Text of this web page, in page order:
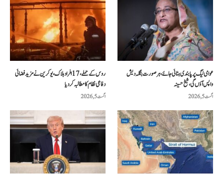
روس کے حملے، 17 افراد ہلاک، یوکرین نے مزید فضائی
دفاعی نظام کا مطالبہ کر دیا
اگست 5, 2026
عوامی لیگ پر پابندی ہٹائی جائے، ہر صورت بنگلہ دیش
واپس آؤں گی، شیخ حسینہ
اگست 5, 2026